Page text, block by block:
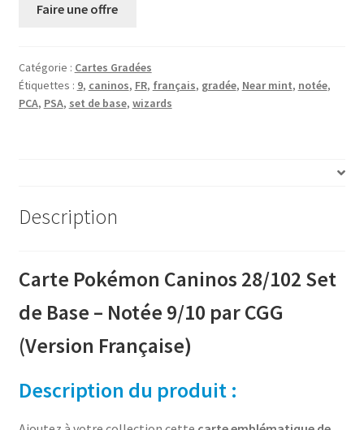
Caninos
De
Base
(PCA,PSA)
Faire une offre
Catégorie : Cartes Gradées
Étiquettes : 9, caninos, FR, français, gradée, Near mint, notée,
PCA, PSA, set de base, wizards
Description
Carte Pokémon Caninos 28/102 Set
de Base – Notée 9/10 par CGG
(Version Française)
Description du produit :